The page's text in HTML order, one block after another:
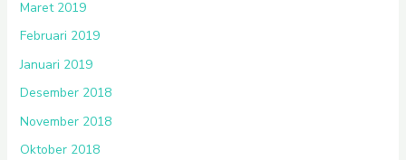
Maret 2019
Februari 2019
Januari 2019
Desember 2018
November 2018
Oktober 2018